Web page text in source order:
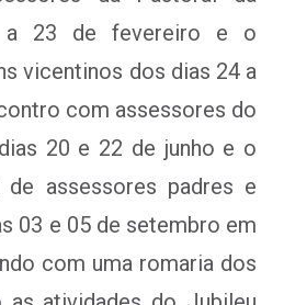
a 23 de fevereiro e o
vicentinos dos dias 24 a
com assessores do
20 e 22 de junho e o
de assessores padres e
03 e 05 de setembro em
com uma romaria dos